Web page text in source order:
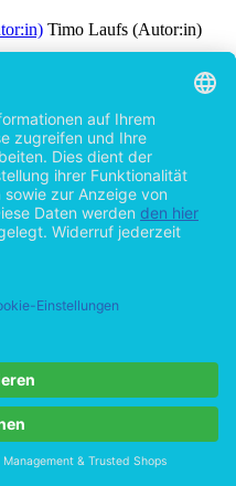
Timo Laufs (Autor:in)
Thoms Media GmbH powered